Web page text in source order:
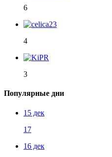
6
4
3
Популярные дни
15 дек
17
16 дек